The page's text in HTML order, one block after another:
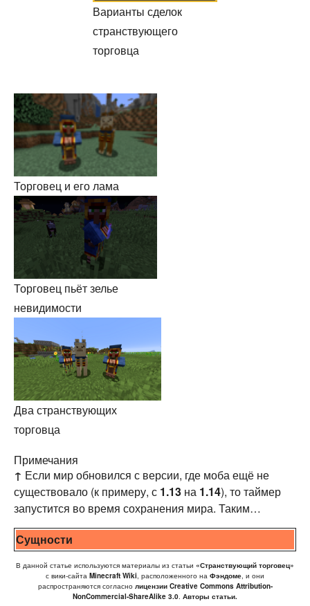
Варианты сделок
странствующего
торговца
Торговец и его лама
Торговец пьёт зелье
невидимости
Два странствующих
торговца
Примечания
↑ Если мир обновился с версии, где моба ещё не
существовало (к примеру, с 1.13 на 1.14), то таймер
запустится во время сохранения мира. Таким
образом, если в последний раз мир был сохранен в
полдень в 1.13, а затем обновлен до 1.14, алгоритм
Сущности
В данной статье используются материалы из статьи «Странствующий торговец»
с вики-сайта Minecraft Wiki, расположенного на Фэндоме, и они
распространяются согласно лицензии Creative Commons Attribution-
NonCommercial-ShareAlike 3.0. Авторы статьи.